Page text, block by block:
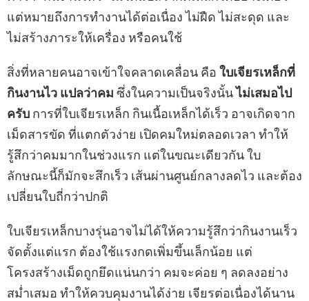
แต่หมายถึงการทำงานได้ต่อเนื่อง ไม่ฝืด ไม่สะดุด และ
ไม่สร้างภาระให้เครื่อง หรือคนใช้
สิ่งที่หลายคนอาจเข้าใจคลาดเคลื่อน คือ ใบเจียรเหล็กที่
กินงานไว แปลว่าคม ซึ่งในความเป็นจริงนั้นไม่เสมอไป
ครับ การที่ใบเจียรเหล็ก กินเนื้อเหล็กได้เร็ว อาจเกิดจาก
เม็ดสารขัด ที่แตกตัวง่าย เปิดคมใหม่ตลอดเวลา ทำให้
รู้สึกว่าคมมากในช่วงแรก แต่ในขณะเดียวกัน ใบ
ลักษณะนี้ก็มักจะสึกเร็ว เส้นผ่านศูนย์กลางลดไว และต้อง
เปลี่ยนใบถี่กว่าปกติ
ใบเจียรเหล็กบางรุ่นอาจไม่ได้ให้ความรู้สึกว่ากินงานเร็ว
จัดตั้งแต่แรก ต้องใช้แรงกดเพิ่มขึ้นเล็กน้อย แต่
โครงสร้างเม็ดถูกยึดแน่นกว่า คมจะค่อย ๆ ลดลงอย่าง
สม่ำเสมอ ทำให้ควบคุมงานได้ง่าย เจียรต่อเนื่องได้นาน